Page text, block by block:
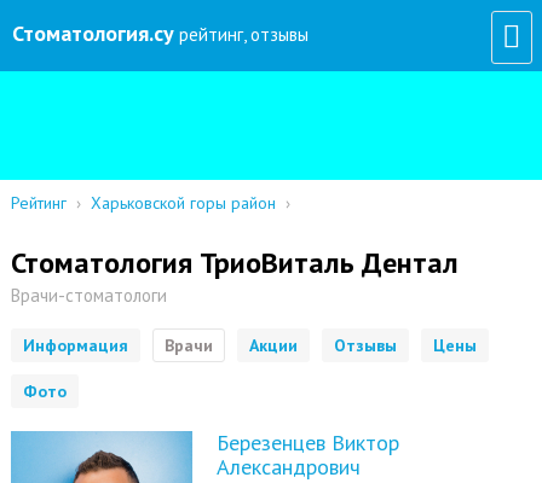
Стоматология.су рейтинг, отзывы
Рейтинг › Харьковской горы район ›
Стоматология ТриоВиталь Дентал
Врачи-стоматологи
Информация Врачи Акции Отзывы Цены
Фото
Березенцев Виктор
Александрович